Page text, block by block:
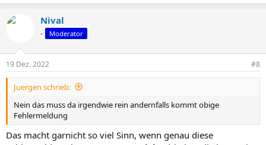
Nival
- Moderator
19 Dez. 2022 #8
Juergen schrieb:
Nein das muss da irgendwie rein andernfalls kommt obige
Fehlermeldung
Das macht garnicht so viel Sinn, wenn genau diese